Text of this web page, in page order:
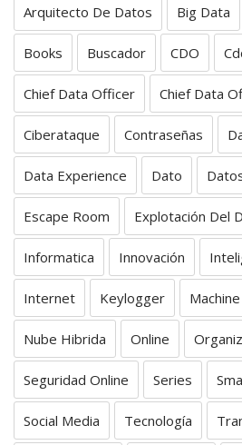
Arquitecto De Datos Big Data
Books Buscador CDO
Chief Data Officer Chief Data
Ciberataque Contraseñas
Data Experience Dato
Escape Room Explotación Del
Informatica Innovación
Internet Keylogger
Nube Hibrida Online
Seguridad Online Series
Social Media Tecnología